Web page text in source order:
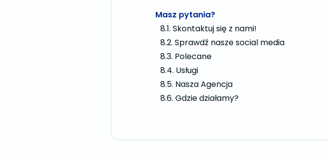
Masz pytania?
Skontaktuj się z nami!
Sprawdź nasze social media
Polecane
Usługi
Nasza Agencja
Gdzie działamy?